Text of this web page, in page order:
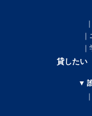
貸したい
▼